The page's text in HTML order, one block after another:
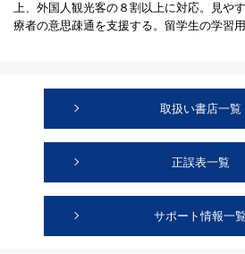
上、外国人観光客の８割以上に対応。見や
療者の意思疎通を支援する。留学生の学習用
取扱い書店一覧
正誤表一覧
サポート情報一覧